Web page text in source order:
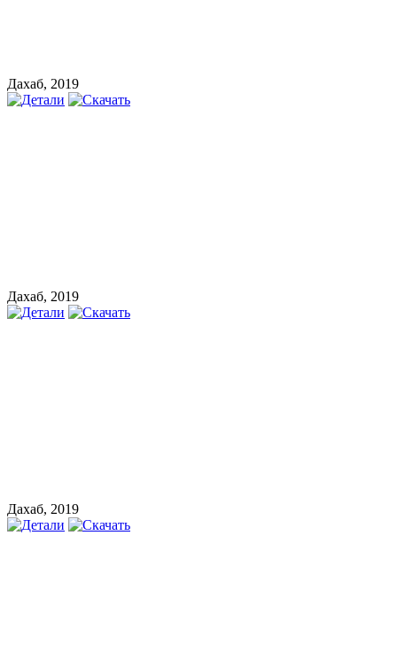
Дахаб, 2019
Дахаб, 2019
Дахаб, 2019